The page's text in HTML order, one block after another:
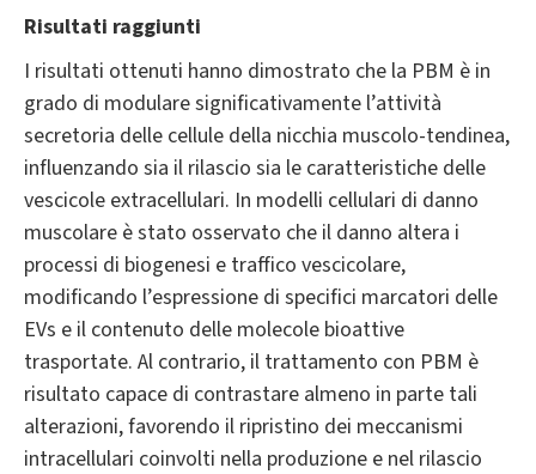
Risultati raggiunti
I risultati ottenuti hanno dimostrato che la PBM è in
grado di modulare significativamente l’attività
secretoria delle cellule della nicchia muscolo-tendinea,
influenzando sia il rilascio sia le caratteristiche delle
vescicole extracellulari. In modelli cellulari di danno
muscolare è stato osservato che il danno altera i
processi di biogenesi e traffico vescicolare,
modificando l’espressione di specifici marcatori delle
EVs e il contenuto delle molecole bioattive
trasportate. Al contrario, il trattamento con PBM è
risultato capace di contrastare almeno in parte tali
alterazioni, favorendo il ripristino dei meccanismi
intracellulari coinvolti nella produzione e nel rilascio